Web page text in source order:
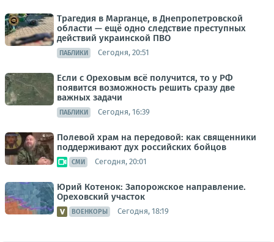
Трагедия в Марганце, в Днепропетровской
области — ещё одно следствие преступных
действий украинской ПВО
ПАБЛИКИ Сегодня, 20:51
Если с Ореховым всё получится, то у РФ
появится возможность решить сразу две
важных задачи
ПАБЛИКИ Сегодня, 16:39
Полевой храм на передовой: как священники
поддерживают дух российских бойцов
СМИ Сегодня, 20:01
Юрий Котенок: Запорожское направление.
Ореховский участок
ВОЕНКОРЫ Сегодня, 18:19